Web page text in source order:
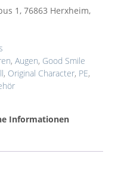
1, 76863 Herxheim,
, Augen, Good Smile
, Original Character, PE,
Informationen